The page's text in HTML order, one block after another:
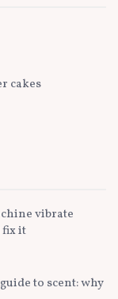
cakes
vibrate
fix it
to scent: why